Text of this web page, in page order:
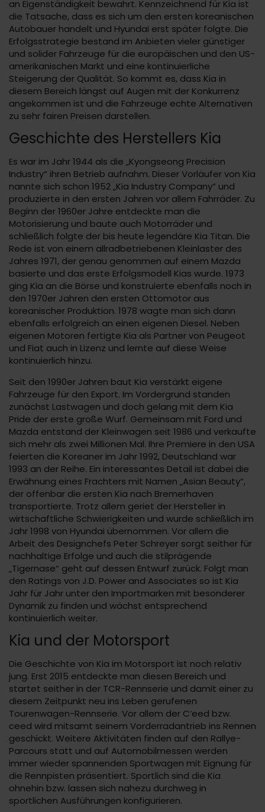
an Eigenständigkeit bewahrt. Kennzeichnend für Kia ist
die Tatsache, dass es sich um den ersten koreanischen
Autobauer handelt und Hyundai erst später folgte. Die
Erfolgsstrategie bestand im Anbieten vieler günstiger
und solider Fahrzeuge für die europäischen und den US-
amerikanischen Markt und eine kontinuierliche
Steigerung der Qualität. So kommt es, dass Kia in
diesem Bereich längst auf Augen mit der Konkurrenz
angekommen ist und die Fahrzeuge echte Alternativen
zu sehr fairen Preisen darstellen.
Geschichte des Herstellers Kia
Es war im Jahr 1944 als die „Kyongseong Precision
Industry“ ihren Betrieb aufnahm. Dieser Vorläufer von Kia
nannte sich schon 1952 „Kia Industry Company“ und
produzierte in den ersten Jahren vor allem Fahrräder. Zu
Beginn der 1960er Jahre entdeckte man die
Motorisierung und baute auch Motorräder und
schließlich folgte der bis heute legendäre Kia Titan. Die
Rede ist von einem allradbetriebenen Kleinlaster des
Jahres 1971, der genau genommen auf einem Mazda
basierte und das erste Erfolgsmodell Kias wurde. 1973
ging Kia an die Börse und konstruierte ebenfalls noch in
den 1970er Jahren den ersten Ottomotor aus
koreanischer Produktion. 1978 wagte man sich dann
ebenfalls erfolgreich an einen eigenen Diesel. Neben
eigenen Motoren fertigte Kia als Partner von Peugeot
und Fiat auch in Lizenz und lernte auf diese Weise
kontinuierlich hinzu.
Seit den 1990er Jahren baut Kia verstärkt eigene
Fahrzeuge für den Export. Im Vordergrund standen
zunächst Lastwagen und doch gelang mit dem Kia
Pride der erste große Wurf. Gemeinsam mit Ford und
Mazda entstand der Kleinwagen seit 1986 und verkaufte
sich mehr als zwei Millionen Mal. Ihre Premiere in den USA
feierten die Koreaner im Jahr 1992, Deutschland war
1993 an der Reihe. Ein interessantes Detail ist dabei die
Erwähnung eines Frachters mit Namen „Asian Beauty“,
der offenbar die ersten Kia nach Bremerhaven
transportierte. Trotz allem geriet der Hersteller in
wirtschaftliche Schwierigkeiten und wurde schließlich im
Jahr 1998 von Hyundai übernommen. Vor allem die
Arbeit des Designchefs Peter Schreyer sorgt seither für
nachhaltige Erfolge und auch die stilprägende
„Tigernase“ geht auf dessen Entwurf zurück. Folgt man
den Ratings von J.D. Power and Associates so ist Kia
Jahr für Jahr unter den Importmarken mit besonderer
Dynamik zu finden und wächst entsprechend
kontinuierlich weiter.
Kia und der Motorsport
Die Geschichte von Kia im Motorsport ist noch relativ
jung. Erst 2015 entdeckte man diesen Bereich und
startet seither in der TCR-Rennserie und damit einer zu
diesem Zeitpunkt neu ins Leben gerufenen
Tourenwagen-Rennserie. Vor allem der C‘eed bzw.
ceed wird mitsamt seinem Vorderradantrieb ins Rennen
geschickt. Weitere Aktivitäten finden auf den Rallye-
Parcours statt und auf Automobilmessen werden
immer wieder spannenden Sportwagen mit Eignung für
die Rennpisten präsentiert. Sportlich sind die Kia
ohnehin bzw. lassen sich nahezu durchweg in
sportlichen Ausführungen konfigurieren.